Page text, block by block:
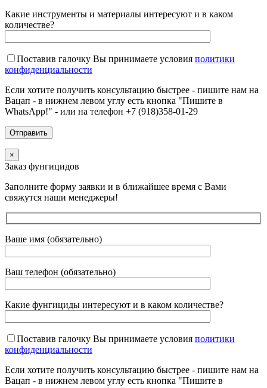
Какие инструменты и материалы интересуют и в каком
количестве?
Поставив галочку Вы принимаете условия политики
конфиденциальности
Если хотите получить консультацию быстрее - пишите нам на
Вацап - в нижнем левом углу есть кнопка "Пишите в
WhatsApp!" - или на телефон +7 (918)358-01-29
×
Заказ фунгицидов
Заполните форму заявки и в ближайшее время с Вами
свяжутся наши менеджеры!
Ваше имя (обязательно)
Ваш телефон (обязательно)
Какие фунгициды интересуют и в каком количестве?
Поставив галочку Вы принимаете условия политики
конфиденциальности
Если хотите получить консультацию быстрее - пишите нам на
Вацап - в нижнем левом углу есть кнопка "Пишите в